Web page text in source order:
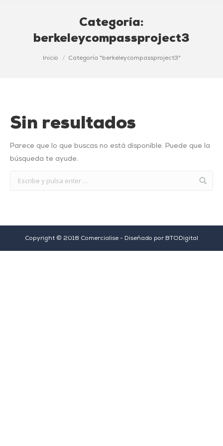
Categoría:
berkeleycompassproject3
Estás aquí:Inicio Categoría "berkeleycompassproject3"
Sin resultados
Parece que lo que buscas no está disponible. Puede que la
búsqueda te ayude.
Copyright © 2018 Comercialise - Diseñado por BTODigital